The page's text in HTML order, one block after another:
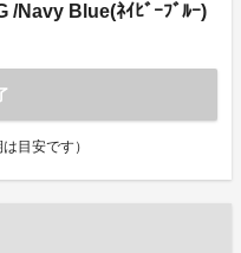
/Navy Blue(ﾈｲﾋﾞｰﾌﾞﾙｰ)
目安です）